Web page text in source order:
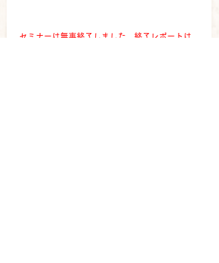
セミナーは無事終了しました。終了レポートは